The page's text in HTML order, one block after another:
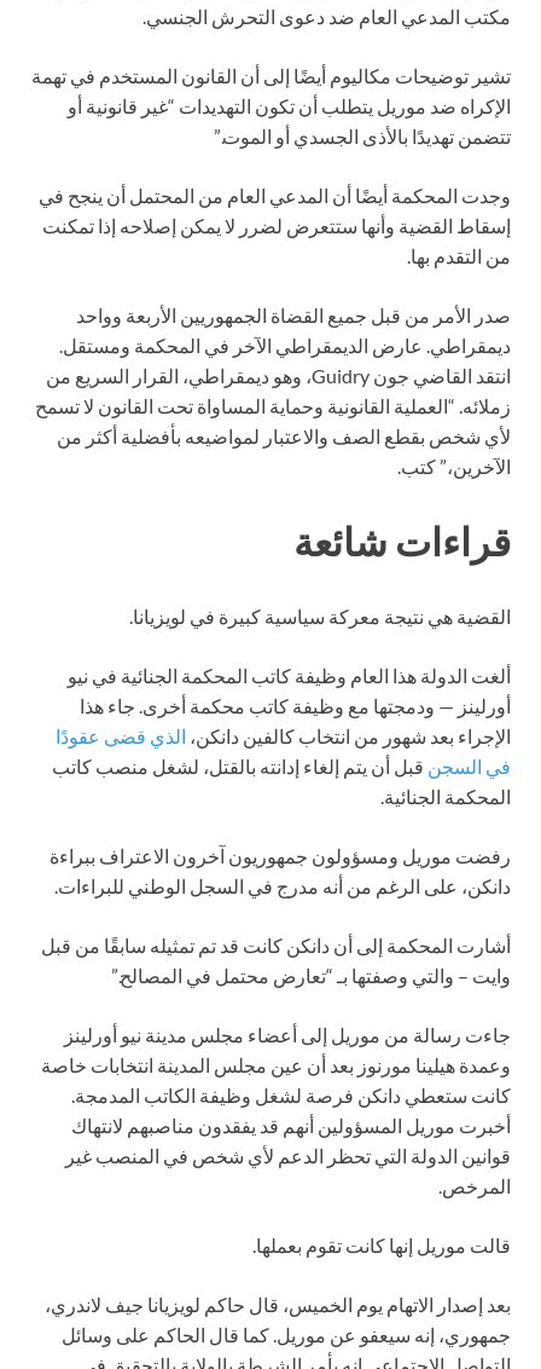
مكتب المدعي العام ضد دعوى التحرش الجنسي.
تشير توضيحات مكاليوم أيضًا إلى أن القانون المستخدم في تهمة
الإكراه ضد موريل يتطلب أن تكون التهديدات “غير قانونية أو
تتضمن تهديدًا بالأذى الجسدي أو الموت.”
وجدت المحكمة أيضًا أن المدعي العام من المحتمل أن ينجح في
إسقاط القضية وأنها ستتعرض لضرر لا يمكن إصلاحه إذا تمكنت
من التقدم بها.
صدر الأمر من قبل جميع القضاة الجمهوريين الأربعة وواحد
ديمقراطي. عارض الديمقراطي الآخر في المحكمة ومستقل.
انتقد القاضي جون Guidry، وهو ديمقراطي، القرار السريع من
زملائه. “العملية القانونية وحماية المساواة تحت القانون لا تسمح
لأي شخص بقطع الصف والاعتبار لمواضيعه بأفضلية أكثر من
الآخرين،” كتب.
قراءات شائعة
القضية هي نتيجة معركة سياسية كبيرة في لويزيانا.
ألغت الدولة هذا العام وظيفة كاتب المحكمة الجنائية في نيو
أورلينز — ودمجتها مع وظيفة كاتب محكمة أخرى. جاء هذا
الإجراء بعد شهور من انتخاب كالفين دانكن، الذي قضى عقودًا
في السجن قبل أن يتم إلغاء إدانته بالقتل، لشغل منصب كاتب
المحكمة الجنائية.
رفضت موريل ومسؤولون جمهوريون آخرون الاعتراف ببراءة
دانكن، على الرغم من أنه مدرج في السجل الوطني للبراءات.
أشارت المحكمة إلى أن دانكن كانت قد تم تمثيله سابقًا من قبل
وايت – والتي وصفتها بـ “تعارض محتمل في المصالح.”
جاءت رسالة من موريل إلى أعضاء مجلس مدينة نيو أورلينز
وعمدة هيلينا مورنوز بعد أن عين مجلس المدينة انتخابات خاصة
كانت ستعطي دانكن فرصة لشغل وظيفة الكاتب المدمجة.
أخبرت موريل المسؤولين أنهم قد يفقدون مناصبهم لانتهاك
قوانين الدولة التي تحظر الدعم لأي شخص في المنصب غير
المرخص.
قالت موريل إنها كانت تقوم بعملها.
بعد إصدار الاتهام يوم الخميس، قال حاكم لويزيانا جيف لاندري،
جمهوري، إنه سيعفو عن موريل. كما قال الحاكم على وسائل